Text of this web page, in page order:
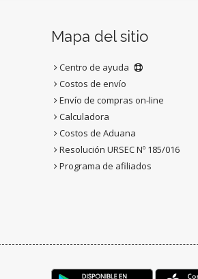
Mapa del sitio
Centro de ayuda
Costos de envío
Envío de compras on-line
Calculadora
Costos de Aduana
Resolución URSEC Nº 185/016
Programa de afiliados